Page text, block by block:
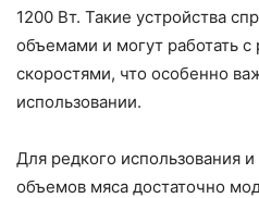
1200 Вт. Такие устройства
объемами и могут работать
скоростями, что особенно
использовании.
Для редкого использования
объемов мяса достаточно